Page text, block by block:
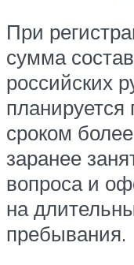
При
сумма
российских
сроком
заранее
вопроса и
на
пребывания.